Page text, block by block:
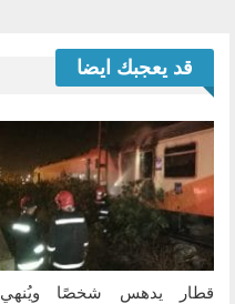
قد يعجبك ايضا
قطار يدهس شخصًا ويُنهي